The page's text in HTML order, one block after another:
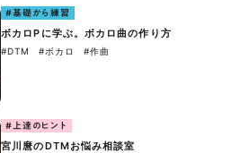
#基礎から練習
ボカロPに学ぶ。ボカロ曲の作り方
#DTM #ボカロ #作曲
#上達のヒント
宮川麿のDTMお悩み相談室